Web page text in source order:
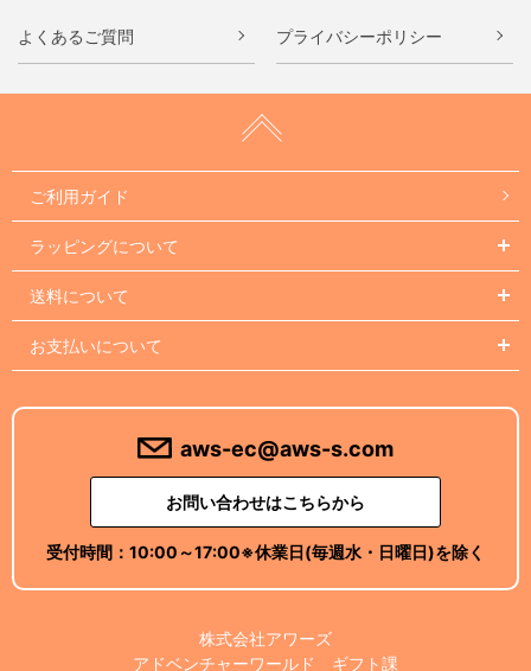
よくあるご質問 プライバシーポリシー
ご利用ガイド
ラッピングについて
送料について
お支払いについて
aws-ec@aws-s.com
お問い合わせはこちらから
受付時間： 10:00～17:00※休業日(毎週水・日曜日)を除く
株式会社アワーズ
アドベンチャーワールド ギフト課